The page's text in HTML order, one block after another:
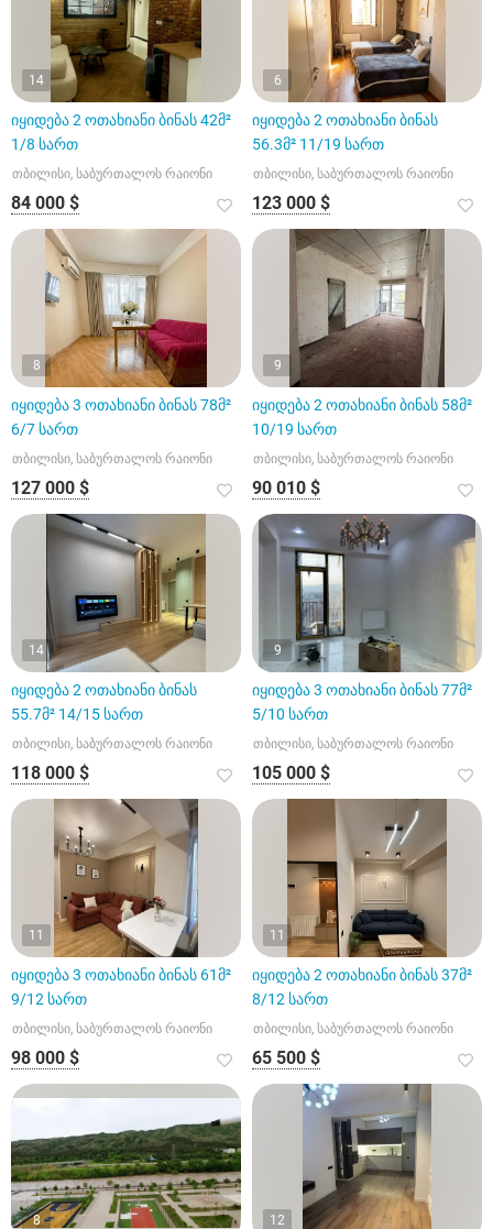
14
იყიდება 2 ოთახიანი ბინას 42მ²
1/8 სართ
თბილისი, საბურთალოს რაიონი
84 000 $
6
იყიდება 2 ოთახიანი ბინას
56.3მ² 11/19 სართ
თბილისი, საბურთალოს რაიონი
123 000 $
8
იყიდება 3 ოთახიანი ბინას 78მ²
6/7 სართ
თბილისი, საბურთალოს რაიონი
127 000 $
9
იყიდება 2 ოთახიანი ბინას 58მ²
10/19 სართ
თბილისი, საბურთალოს რაიონი
90 010 $
14
იყიდება 2 ოთახიანი ბინას
55.7მ² 14/15 სართ
თბილისი, საბურთალოს რაიონი
118 000 $
9
იყიდება 3 ოთახიანი ბინას 77მ²
5/10 სართ
თბილისი, საბურთალოს რაიონი
105 000 $
11
იყიდება 3 ოთახიანი ბინას 61მ²
9/12 სართ
თბილისი, საბურთალოს რაიონი
98 000 $
11
იყიდება 2 ოთახიანი ბინას 37მ²
8/12 სართ
თბილისი, საბურთალოს რაიონი
65 500 $
8 12